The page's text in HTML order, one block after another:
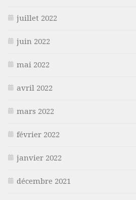
juillet 2022
juin 2022
mai 2022
avril 2022
mars 2022
février 2022
janvier 2022
décembre 2021